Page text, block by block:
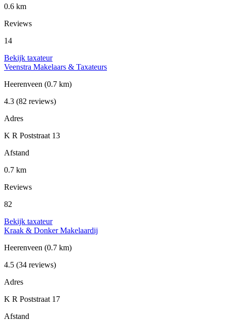
0.6 km
Reviews
14
Bekijk taxateur
Veenstra Makelaars & Taxateurs
Heerenveen (0.7 km)
4.3 (82 reviews)
Adres
K R Poststraat 13
Afstand
0.7 km
Reviews
82
Bekijk taxateur
Kraak & Donker Makelaardij
Heerenveen (0.7 km)
4.5 (34 reviews)
Adres
K R Poststraat 17
Afstand